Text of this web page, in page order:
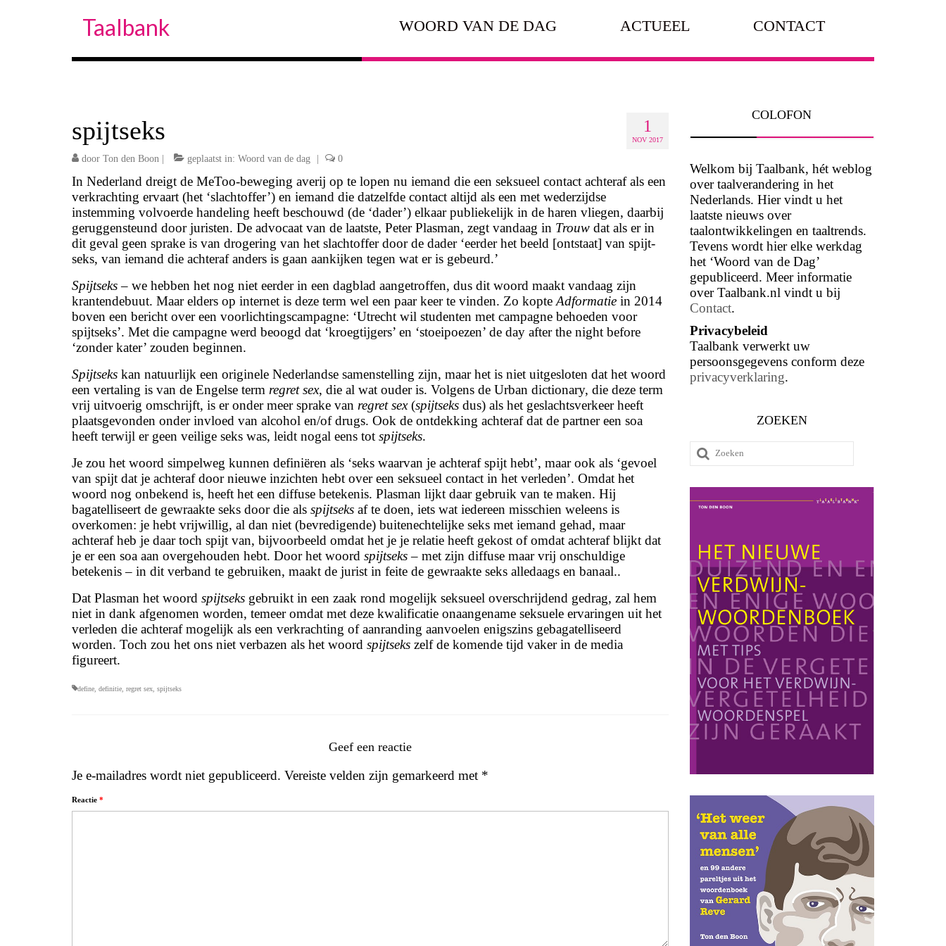
Taalbank WOORD VAN DE DAG ACTUEEL CONTACT
1
NOV 2017
spijtseks
door Ton den Boon geplaatst in: Woord van de dag 0
In Nederland dreigt de MeToo-beweging averij op te lopen nu iemand die een seksueel contact achteraf als een
verkrachting ervaart (het ‘slachtoffer’) en iemand die datzelfde contact altijd als een met wederzijdse
instemming volvoerde handeling heeft beschouwd (de ‘dader’) elkaar publiekelijk in de haren vliegen, daarbij
geruggensteund door juristen. De advocaat van de laatste, Peter Plasman, zegt vandaag in Trouw dat als er in
dit geval geen sprake is van drogering van het slachtoffer door de dader ‘eerder het beeld [ontstaat] van spijt-
seks, van iemand die achteraf anders is gaan aankijken tegen wat er is gebeurd.’
Spijtseks– we hebben het nog niet eerder in een dagblad aangetroffen, dus dit woord maakt vandaag zijn
krantendebuut. Maar elders op internet is deze term wel een paar keer te vinden. Zo kopte Adformatie in 2014
boven een bericht over een voorlichtingscampagne: ‘Utrecht wil studenten met campagne behoeden voor
spijtseks’. Met die campagne werd beoogd dat ‘kroegtijgers’ en ‘stoeipoezen’ de day after the night before
‘zonder kater’ zouden beginnen.
Spijtseks kan natuurlijk een originele Nederlandse samenstelling zijn, maar het is niet uitgesloten dat het woord
een vertaling is van de Engelse term regret sex, die al wat ouder is. Volgens de Urban dictionary, die deze term
vrij uitvoerig omschrijft, is er onder meer sprake van regret sex(spijtseks dus) als het geslachtsverkeer heeft
plaatsgevonden onder invloed van alcohol en/of drugs. Ook de ontdekking achteraf dat de partner een soa
heeft terwijl er geen veilige seks was, leidt nogal eens tot spijtseks.
Je zou het woord simpelweg kunnen definiëren als ‘seks waarvan je achteraf spijt hebt’, maar ook als ‘gevoel
van spijt dat je achteraf door nieuwe inzichten hebt over een seksueel contact in het verleden’. Omdat het
woord nog onbekend is, heeft het een diffuse betekenis. Plasman lijkt daar gebruik van te maken. Hij
bagatelliseert de gewraakte seks door die als spijtseks af te doen, iets wat iedereen misschien weleens is
overkomen: je hebt vrijwillig, al dan niet (bevredigende) buitenechtelijke seks met iemand gehad, maar
achteraf heb je daar toch spijt van, bijvoorbeeld omdat het je je relatie heeft gekost of omdat achteraf blijkt dat
je er een soa aan overgehouden hebt. Door het woord spijtseks– met zijn diffuse maar vrij onschuldige
betekenis – in dit verband te gebruiken, maakt de jurist in feite de gewraakte seks alledaags en banaal..
Dat Plasman het woord spijtseks gebruikt in een zaak rond mogelijk seksueel overschrijdend gedrag, zal hem
niet in dank afgenomen worden, temeer omdat met deze kwalificatie onaangename seksuele ervaringen uit het
verleden die achteraf mogelijk als een verkrachting of aanranding aanvoelen enigszins gebagatelliseerd
worden. Toch zou het ons niet verbazen als het woord spijtseks zelf de komende tijd vaker in de media
figureert.
define definitie regret sex spijtseks
Geef een reactie
Je e-mailadres wordt niet gepubliceerd. Vereiste velden zijn gemarkeerd met *
Reactie *
COLOFON
Welkom bij Taalbank, hét weblog
over taalverandering in het
Nederlands. Hier vindt u het
laatste nieuws over
taalontwikkelingen en taaltrends.
Tevens wordt hier elke werkdag
het ‘Woord van de Dag’
gepubliceerd. Meer informatie
over Taalbank.nl vindt u bij
Contact.
Privacybeleid
Taalbank verwerkt uw
persoonsgegevens conform deze
privacyverklaring.
ZOEKEN
Zoeken
naar: